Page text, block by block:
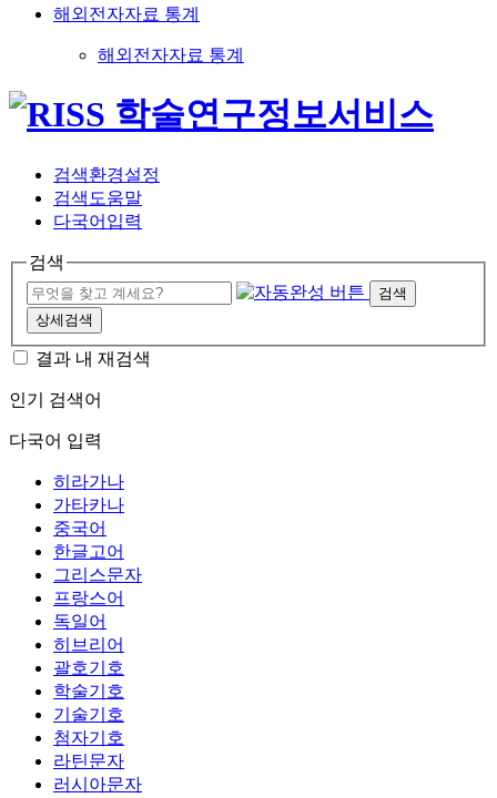
해외전자자료 통계
해외전자자료 통계
검색환경설정
검색도움말
다국어입력
검색
검색
상세검색
결과 내 재검색
인기 검색어
다국어 입력
히라가나
가타카나
중국어
한글고어
그리스문자
프랑스어
독일어
히브리어
괄호기호
학술기호
기술기호
첨자기호
라틴문자
러시아문자